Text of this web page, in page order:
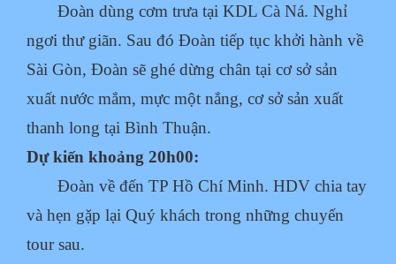
Đoàn dùng cơm trưa tại KDL Cà Ná. Nghỉ
ngơi thư giãn. Sau đó Đoàn tiếp tục khởi hành về
Sài Gòn, Đoàn sẽ ghé dừng chân tại cơ sở sản
xuất nước mắm, mực một nắng, cơ sở sản xuất
thanh long tại Bình Thuận.
Dự kiến khoảng 20h00:
Đoàn về đến TP Hồ Chí Minh. HDV chia tay
và hẹn gặp lại Quý khách trong những chuyến
tour sau.